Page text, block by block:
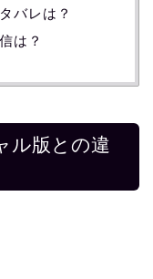
バレは？
は？
ル版との違